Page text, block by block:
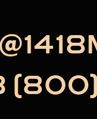
(800)